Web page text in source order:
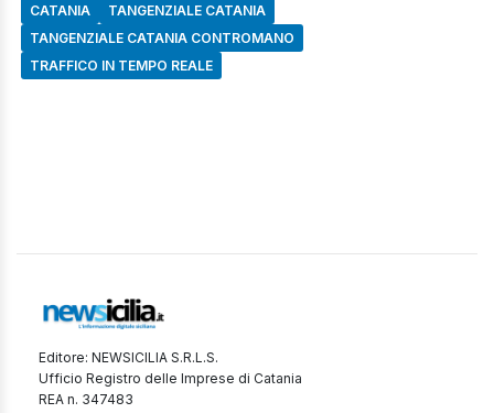
CATANIA
TANGENZIALE CATANIA
TANGENZIALE CATANIA CONTROMANO
TRAFFICO IN TEMPO REALE
Editore: NEWSICILIA S.R.L.S.
Ufficio Registro delle Imprese di Catania
REA n. 347483